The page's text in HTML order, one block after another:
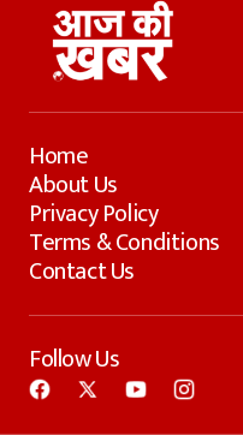
Home
About Us
Privacy Policy
Terms & Conditions
Contact Us
Follow Us